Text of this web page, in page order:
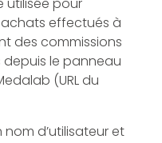
achats effectués à
des commissions
le panneau
(URL du
nom d’utilisateur et